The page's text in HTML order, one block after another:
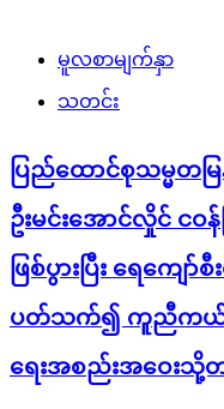
မူလစာမျက်နှာ
သတင်း
ပြည်ထောင်စုသမ္မတမ
ဦးမင်းအောင်လှိုင် င
ဖြစ်ပွားပြီး ရေကျော်
ပတ်သက်၍ ကူညီကယ်ဆ
ရေးအစည်းအဝေး